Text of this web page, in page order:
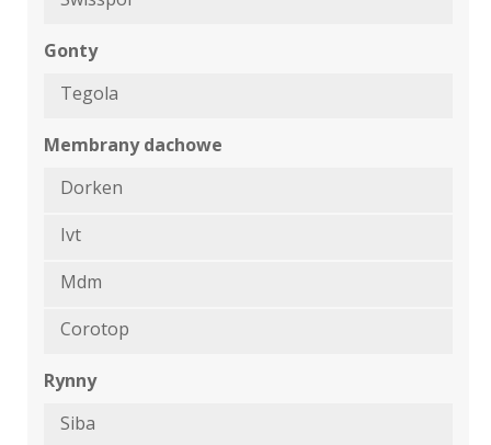
Gonty
Tegola
Membrany dachowe
Dorken
Ivt
Mdm
Corotop
Rynny
Siba